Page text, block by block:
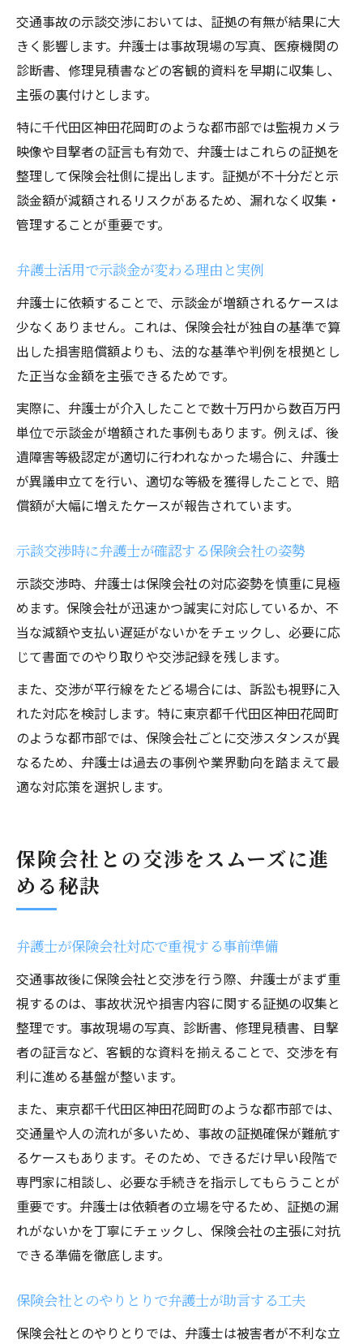
交通事故の示談交渉においては、証拠の有無が結果に大
きく影響します。弁護士は事故現場の写真、医療機関の
診断書、修理見積書などの客観的資料を早期に収集し、
主張の裏付けとします。
特に千代田区神田花岡町のような都市部では監視カメラ
映像や目撃者の証言も有効で、弁護士はこれらの証拠を
整理して保険会社側に提出します。証拠が不十分だと示
談金額が減額されるリスクがあるため、漏れなく収集・
管理することが重要です。
弁護士活用で示談金が変わる理由と実例
弁護士に依頼することで、示談金が増額されるケースは
少なくありません。これは、保険会社が独自の基準で算
出した損害賠償額よりも、法的な基準や判例を根拠とし
た正当な金額を主張できるためです。
実際に、弁護士が介入したことで数十万円から数百万円
単位で示談金が増額された事例もあります。例えば、後
遺障害等級認定が適切に行われなかった場合に、弁護士
が異議申立てを行い、適切な等級を獲得したことで、賠
償額が大幅に増えたケースが報告されています。
示談交渉時に弁護士が確認する保険会社の姿勢
示談交渉時、弁護士は保険会社の対応姿勢を慎重に見極
めます。保険会社が迅速かつ誠実に対応しているか、不
当な減額や支払い遅延がないかをチェックし、必要に応
じて書面でのやり取りや交渉記録を残します。
また、交渉が平行線をたどる場合には、訴訟も視野に入
れた対応を検討します。特に東京都千代田区神田花岡町
のような都市部では、保険会社ごとに交渉スタンスが異
なるため、弁護士は過去の事例や業界動向を踏まえて最
適な対応策を選択します。
保険会社との交渉をスムーズに進
める秘訣
弁護士が保険会社対応で重視する事前準備
交通事故後に保険会社と交渉を行う際、弁護士がまず重
視するのは、事故状況や損害内容に関する証拠の収集と
整理です。事故現場の写真、診断書、修理見積書、目撃
者の証言など、客観的な資料を揃えることで、交渉を有
利に進める基盤が整います。
また、東京都千代田区神田花岡町のような都市部では、
交通量や人の流れが多いため、事故の証拠確保が難航す
るケースもあります。そのため、できるだけ早い段階で
専門家に相談し、必要な手続きを指示してもらうことが
重要です。弁護士は依頼者の立場を守るため、証拠の漏
れがないかを丁寧にチェックし、保険会社の主張に対抗
できる準備を徹底します。
保険会社とのやりとりで弁護士が助言する工夫
保険会社とのやりとりでは、弁護士は被害者が不利な立